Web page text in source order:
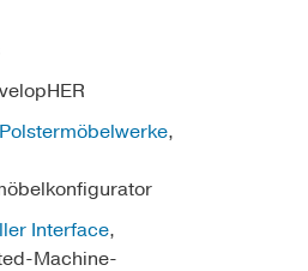
,
Interface,
Machine-